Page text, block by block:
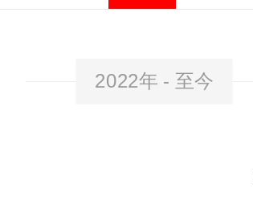
2022年 - 至今